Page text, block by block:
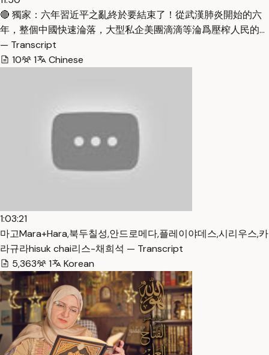
🔴 獨家：六年習近平之亂終於要結束了！從武漢肺炎開始的六
年，整個中國快速淪落，大型私企美團滴滴等淪爲壓榨人民的…
— Transcript
10
1 Chinese
1:03:21
마고Mara+Hara,북두칠성,안드로메다,플레이야데스,시리우스,카
라규라hisuk chai리스-채희석 — Transcript
5,363
1 Korean